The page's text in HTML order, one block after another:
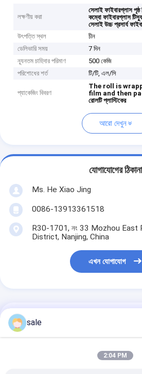
লক্ষণীয় করা
সেলাই ফাইবারগ্লাস
কম্বো ফাইবারগ্লাস
সেলাই উচ্চ প্রসার্য
উৎপত্তি স্থল
চীন
ডেলিভারি সময়
7 দিন
ন্যূনতম চাহিদার পরিমাণ
500 কেজি
পরিশোধের শর্ত
টি/টি, এল/সি
প্যাকেজিং বিবরণ
The roll is
film and then
রোলটি প্লাস্টিকের
আরো দেখুন
যোগাযোগের ঠিকানা
Ms. He Xiao Jing
0086-13913361518
R30-1701, নং 33 Mozhou East
District, Nanjing, China
এখন যোগাযোগ
সেলাই কম্বো
ম্যাট পরিধান
sale
2:04 PM